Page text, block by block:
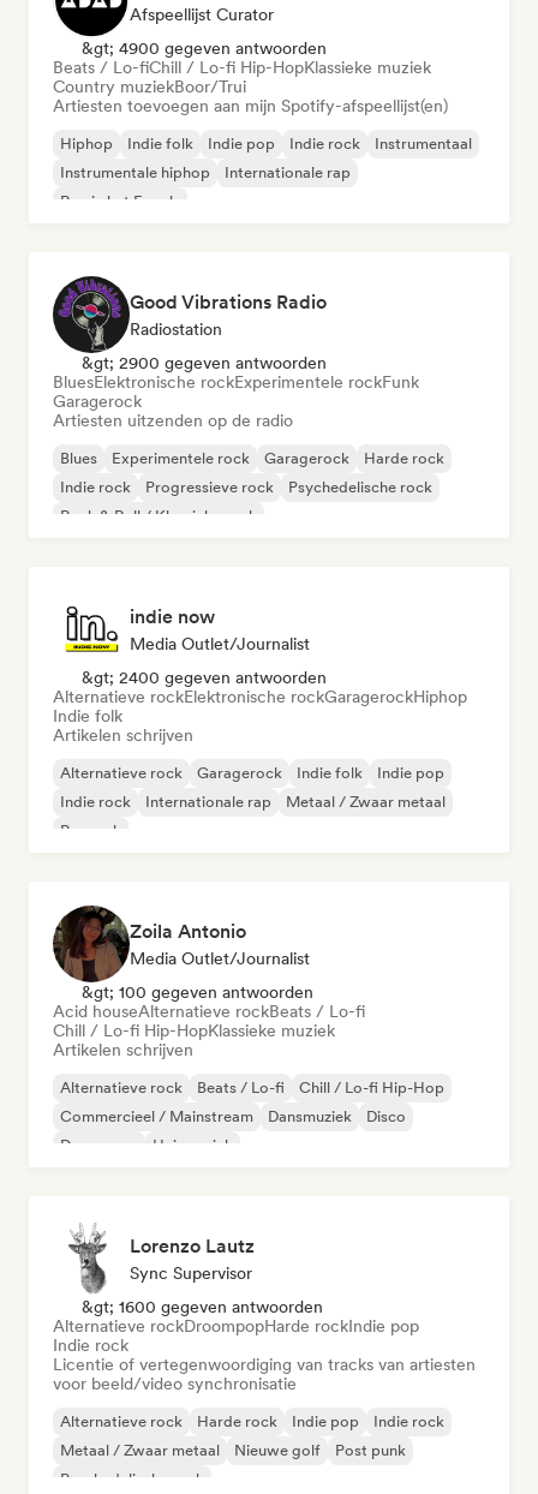
Afspeellijst Curator
&gt; 4900 gegeven antwoorden
Beats / Lo-fiChill / Lo-fi Hip-HopKlassieke muziek
Country muziekBoor/Trui
Artiesten toevoegen aan mijn Spotify-afspeellijst(en)
Hiphop Indie folk Indie pop Indie rock
Instrumentaal
Instrumentale hiphop
Internationale rap
Rap in het Engels
Good Vibrations Radio
Radiostation
&gt; 2900 gegeven antwoorden
BluesElektronische rockExperimentele rockFunk
Garagerock
Artiesten uitzenden op de radio
Blues Experimentele rock Garagerock
Harde rock
Indie rock
Progressieve rock
Psychedelische rock
Rock & Roll / Klassieke rock
indie now
Media Outlet/Journalist
&gt; 2400 gegeven antwoorden
Alternatieve rockElektronische rockGaragerockHiphop
Indie folk
Artikelen schrijven
Alternatieve rock Garagerock Indie folk
Indie pop
Indie rock
Internationale rap
Metaal / Zwaar metaal
Poprock
Zoila Antonio
Media Outlet/Journalist
&gt; 100 gegeven antwoorden
Acid houseAlternatieve rockBeats / Lo-fi
Chill / Lo-fi Hip-HopKlassieke muziek
Artikelen schrijven
Alternatieve rock Beats / Lo-fi
Chill / Lo-fi Hip-Hop
Commercieel / Mainstream
Dansmuziek
Disco
Droompop
Huismuziek
Lorenzo Lautz
Sync Supervisor
&gt; 1600 gegeven antwoorden
Alternatieve rockDroompopHarde rockIndie pop
Indie rock
Licentie of vertegenwoordiging van tracks van artiesten
voor beeld/video synchronisatie
Alternatieve rock Harde rock Indie pop
Indie rock
Metaal / Zwaar metaal
Nieuwe golf
Post punk
Psychedelische rock